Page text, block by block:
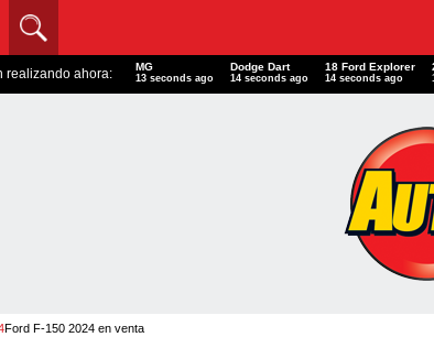
realizando ahora: MG
13 seconds ago
Dodge Dart
14 seconds ago
18 Ford Explorer
14 seconds ago
Ford F-150 2024en venta